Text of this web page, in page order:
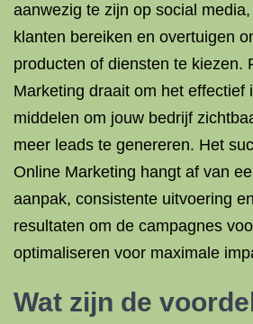
aanwezig te zijn op social
klanten bereiken en overtuigen
producten of diensten te kiezen.
Marketing draait om het effectief
middelen om jouw bedrijf
meer leads te genereren. Het
Online Marketing hangt af van
aanpak, consistente uitvoering
resultaten om de campagnes
optimaliseren voor maximale
Wat zijn de